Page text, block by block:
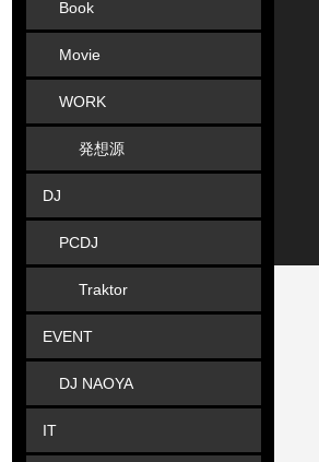
Book
Movie
WORK
発想源
DJ
PCDJ
Traktor
EVENT
DJ NAOYA
IT